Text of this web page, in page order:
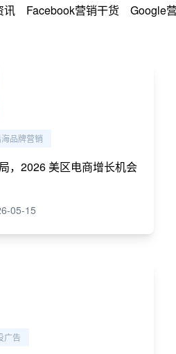
讯 Facebook营销干货 Google
品牌营销
，2026 美区电商增长机会
05-15
广告